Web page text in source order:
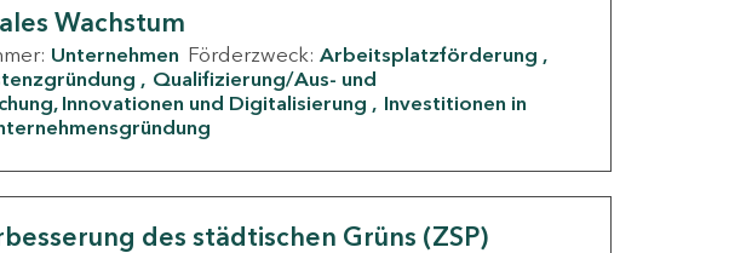
Wachstum
Unternehmen Förderzweck: Arbeitsplatzförderung
Qualifizierung/Aus- und
Innovationen und Digitalisierung
Investitionen in
des städtischen Grüns (ZSP)